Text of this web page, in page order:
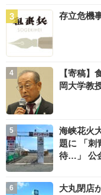
存立危機
【寄稿
岡大学教
海峡花火
題に 「刺
待…」 公
大丸閉店